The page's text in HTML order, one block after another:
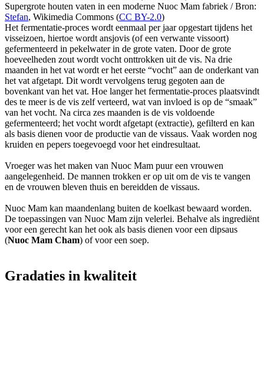
Supergrote houten vaten in een moderne Nuoc Mam fabriek /Bron:
Stefan, Wikimedia Commons (CC BY-2.0)
Het fermentatie-proces wordt eenmaal per jaar opgestart tijdens het
visseizoen, hiertoe wordt ansjovis (of een verwante vissoort)
gefermenteerd in pekelwater in de grote vaten. Door de grote
hoeveelheden zout wordt vocht onttrokken uit de vis. Na drie
maanden in het vat wordt er het eerste “vocht” aan de onderkant van
het vat afgetapt. Dit wordt vervolgens terug gegoten aan de
bovenkant van het vat. Hoe langer het fermentatie-proces plaatsvindt
des te meer is de vis zelf verteerd, wat van invloed is op de “smaak”
van het vocht. Na circa zes maanden is de vis voldoende
gefermenteerd; het vocht wordt afgetapt (extractie), gefilterd en kan
als basis dienen voor de productie van de vissaus. Vaak worden nog
kruiden en pepers toegevoegd voor het eindresultaat.
Vroeger was het maken van Nuoc Mam puur een vrouwen
aangelegenheid. De mannen trokken er op uit om de vis te vangen
en de vrouwen bleven thuis en bereidden de vissaus.
Nuoc Mam kan maandenlang buiten de koelkast bewaard worden.
De toepassingen van Nuoc Mam zijn velerlei. Behalve als ingrediënt
voor een gerecht kan het ook als basis dienen voor een dipsaus
(Nuoc Mam Cham) of voor een soep.
Gradaties in kwaliteit